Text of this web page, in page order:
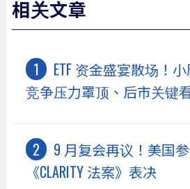
相关文章
ETF 资金盛宴散场！小
竞争压力罩顶、后市关键
9 月复会再议！美国
《CLARITY 法案》表决